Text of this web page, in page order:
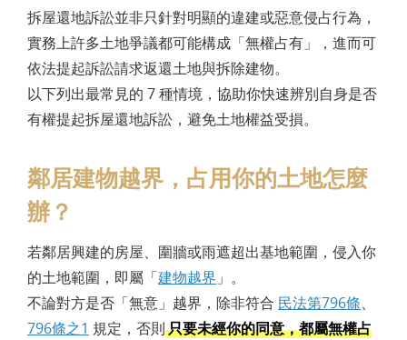
拆屋還地訴訟並非只針對明顯的違建或惡意侵占行為，
實務上許多土地爭議都可能構成「無權占有」，進而可
依法提起訴訟請求返還土地與拆除建物。
以下列出最常見的 7 種情境，協助你快速辨別自身是否
有權提起拆屋還地訴訟，避免土地權益受損。
鄰居建物越界，占用你的土地怎麼
辦？
若鄰居興建的房屋、圍牆或雨遮超出基地範圍，侵入你
的土地範圍，即屬「建物越界 」。
不論對方是否「無意」越界，除非符合 民法第796條、
796條之1 規定，否則只要未經你的同意，都屬無權占